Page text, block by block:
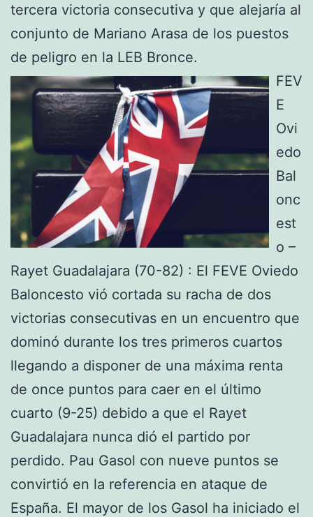
tercera victoria consecutiva y que alejaría al
conjunto de Mariano Arasa de los puestos
de peligro en la LEB Bronce.
FEV
E
Ovi
edo
Bal
onc
est
o –
Rayet Guadalajara (70-82) : El FEVE Oviedo
Baloncesto vió cortada su racha de dos
victorias consecutivas en un encuentro que
dominó durante los tres primeros cuartos
llegando a disponer de una máxima renta
de once puntos para caer en el último
cuarto (9-25) debido a que el Rayet
Guadalajara nunca dió el partido por
perdido. Pau Gasol con nueve puntos se
convirtió en la referencia en ataque de
España. El mayor de los Gasol ha iniciado el